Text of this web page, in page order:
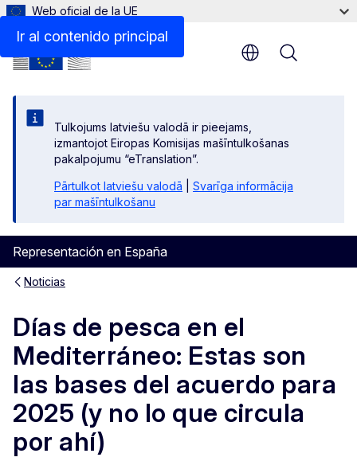
Ir al contenido principal
Web oficial de la UE
Tulkojums latviešu valodā ir pieejams,
izmantojot Eiropas Komisijas mašīntulkošanas
pakalpojumu “eTranslation”.
Pārtulkot latviešu valodā
Svarīga informācija
par mašīntulkošanu
Representación en España
Menu
Noticias
Días de pesca en el
Mediterráneo: Estas son
las bases del acuerdo para
2025 (y no lo que circula
por ahí)